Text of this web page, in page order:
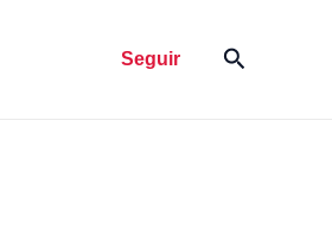
Seguir Pesquisar